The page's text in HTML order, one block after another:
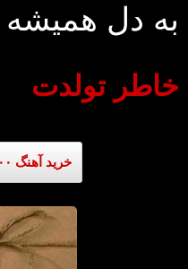
به دل همیشه
خاطر تولدت
خرید آهنگ ۱۵۰۰۰ تومان